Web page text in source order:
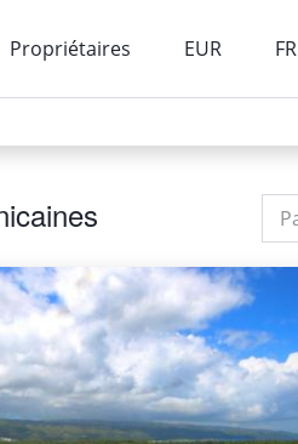
Propriétaires EUR FR